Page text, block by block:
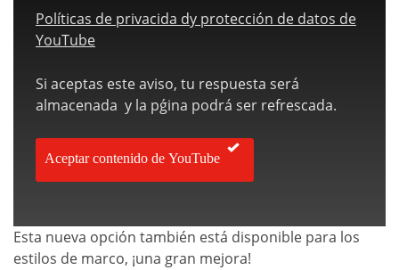
Políticas de privacida dy protección de datos de
YouTube
Si aceptas este aviso, tu respuesta será
almacenada y la pǵina podrá ser refrescada.
Aceptar contenido de YouTube
Esta nueva opción también está disponible para los
estilos de marco, ¡una gran mejora!